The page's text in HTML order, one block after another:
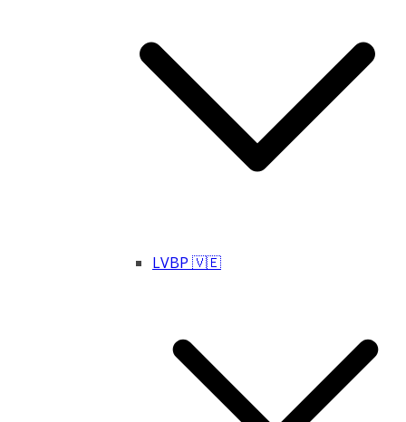
LVBP 🇻🇪